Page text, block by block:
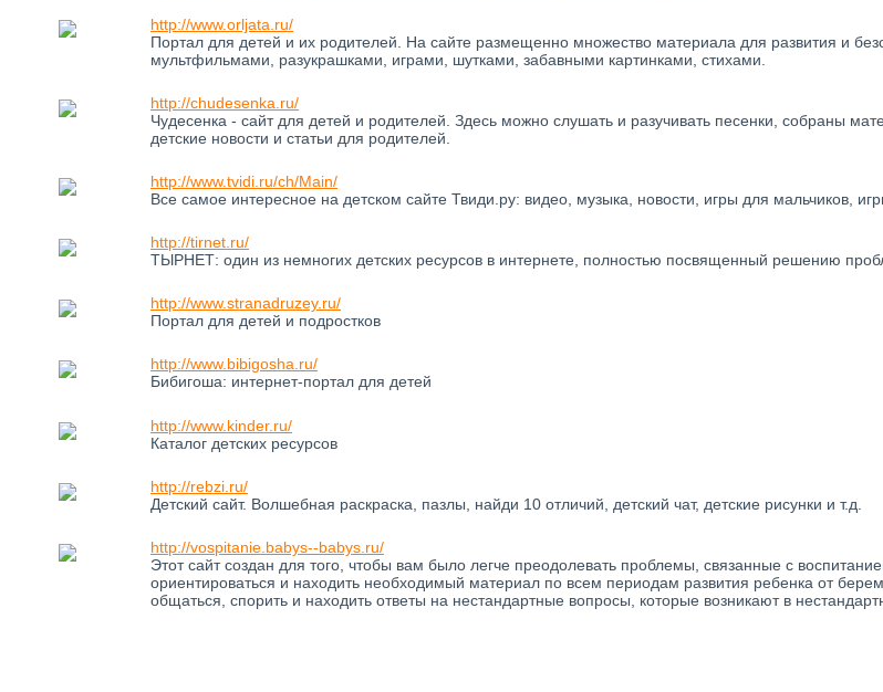
http://www.orljata.ru/
Портал для детей и их родителей. На сайте размещенно множество материала для развития и
мультфильмами, разукрашками, играми, шутками, забавными картинками, стихами.
http://chudesenka.ru/
Чудесенка - сайт для детей и родителей. Здесь можно слушать и разучивать песенки, собраны
детские новости и статьи для родителей.
http://www.tvidi.ru/ch/Main/
Все самое интересное на детском сайте Твиди.ру: видео, музыка, новости, игры для мальчиков,
http://tirnet.ru/
ТЫРНЕТ: один из немногих детских ресурсов в интернете, полностью посвященный решению
http://www.stranadruzey.ru/
Портал для детей и подростков
http://www.bibigosha.ru/
Бибигоша: интернет-портал для детей
http://www.kinder.ru/
Каталог детских ресурсов
http://rebzi.ru/
Детский сайт. Волшебная раскраска, пазлы, найди 10 отличий, детский чат, детские рисунки и т.д.
http://vospitanie.babys--babys.ru/
Этот сайт создан для того, чтобы вам было легче преодолевать проблемы, связанные с
ориентироваться и находить необходимый материал по всем периодам развития ребенка от
общаться, спорить и находить ответы на нестандартные вопросы, которые возникают в